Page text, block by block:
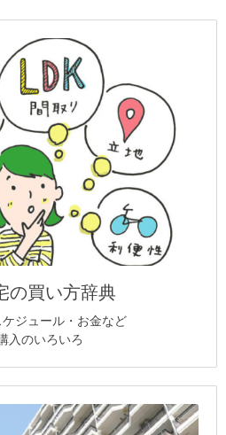
の買い方辞典
ジュール・お金など
入のいろいろ